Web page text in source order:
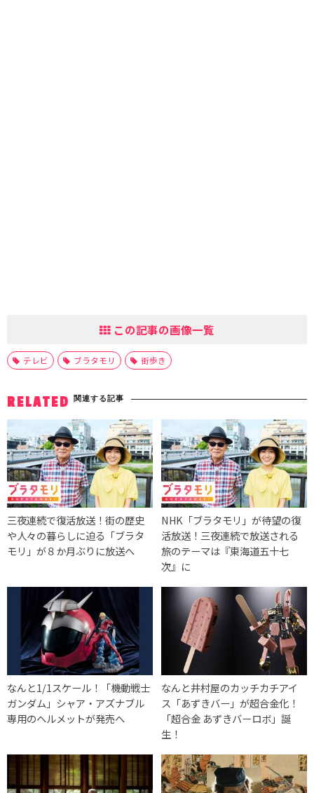
この記事の画像一覧
テレビ ブラタモリ 街歩き
RELATED 関連する記事
三夜連続で復活放送！街の歴史
や人々の暮らしに迫る「ブラタ
モリ」が８か月ぶりに放送へ
NHK「ブラタモリ」が待望の復
活放送！三夜連続で放送される
旅のテーマは『東海道五十七
次』に
なんと1/1スケール！「機動戦士
ガンダム」シャア・アズナブル
専用のヘルメットが発売へ
なんと井村屋のカッチカチアイ
ス「あずきバー」が超合金化！
「超合金 あずきバーロボ」誕
生！